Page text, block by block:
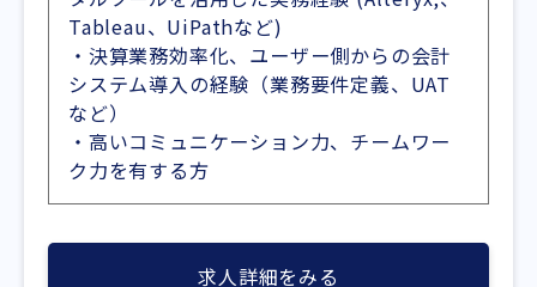
Tableau、UiPathなど)
・決算業務効率化、ユーザー側からの会計
システム導入の経験（業務要件定義、UAT
など）
・高いコミュニケーション力、チームワー
ク力を有する方
求人詳細をみる